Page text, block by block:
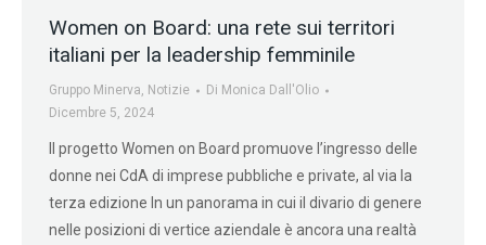
Women on Board: una rete sui territori
italiani per la leadership femminile
Gruppo Minerva, Notizie Di Monica Dall'Olio
Dicembre 5, 2024
Il progetto Women on Board promuove l’ingresso delle
donne nei CdA di imprese pubbliche e private, al via la
terza edizione In un panorama in cui il divario di genere
nelle posizioni di vertice aziendale è ancora una realtà